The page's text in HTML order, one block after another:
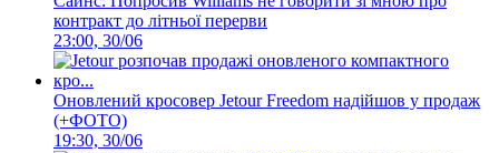
контракт до літньої перерви
23:00, 30/06
Оновлений кросовер Jetour Freedom надійшов у продаж
(+ФОТО)
19:30, 30/06